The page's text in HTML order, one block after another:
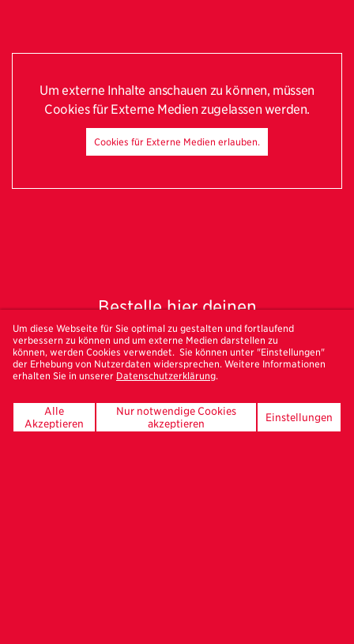
Um externe Inhalte anschauen zu können, müssen
Cookies für Externe Medien zugelassen werden.
Cookies für Externe Medien erlauben.
Bestelle hier deinen
Freundeskreis-Newsletter
UNSERE FÖRDERER
Um diese Webseite für Sie optimal zu gestalten und fortlaufend
verbessern zu können und um externe Medien darstellen zu
können, werden Cookies verwendet. Sie können unter "Einstellungen"
der Erhebung von Nutzerdaten widersprechen. Weitere Informationen
erhalten Sie in unserer Datenschutzerklärung.
Alle
Akzeptieren
Nur notwendige Cookies
akzeptieren
Einstellungen